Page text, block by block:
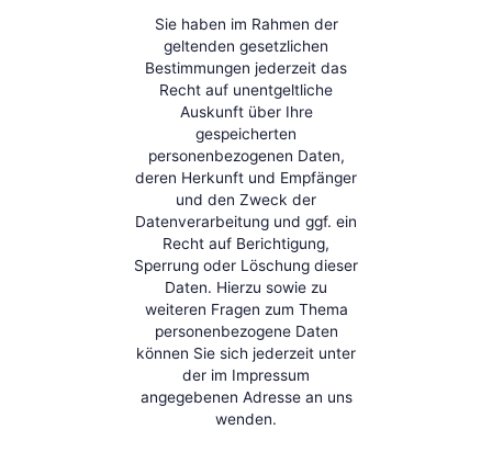
Sie haben im Rahmen der
geltenden gesetzlichen
Bestimmungen jederzeit das
Recht auf unentgeltliche
Auskunft über Ihre
gespeicherten
personenbezogenen Daten,
deren Herkunft und Empfänger
und den Zweck der
Datenverarbeitung und ggf. ein
Recht auf Berichtigung,
Sperrung oder Löschung dieser
Daten. Hierzu sowie zu
weiteren Fragen zum Thema
personenbezogene Daten
können Sie sich jederzeit unter
der im Impressum
angegebenen Adresse an uns
wenden.